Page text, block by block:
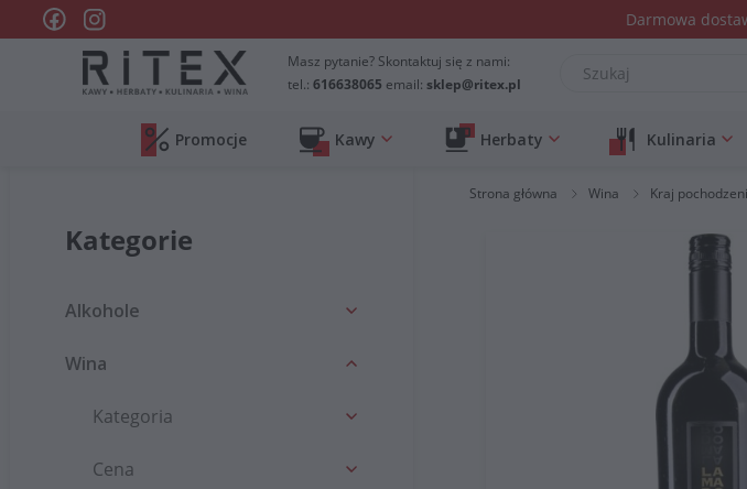
Darmowa
Masz pytanie? Skontaktuj się z nami:
tel.: 616638065 email: sklep@ritex.pl
Promocje Kawy Herbaty Kulinaria
Strona główna Wina Kraj
Kategorie
Alkohole
Wina
Kategoria
Cena